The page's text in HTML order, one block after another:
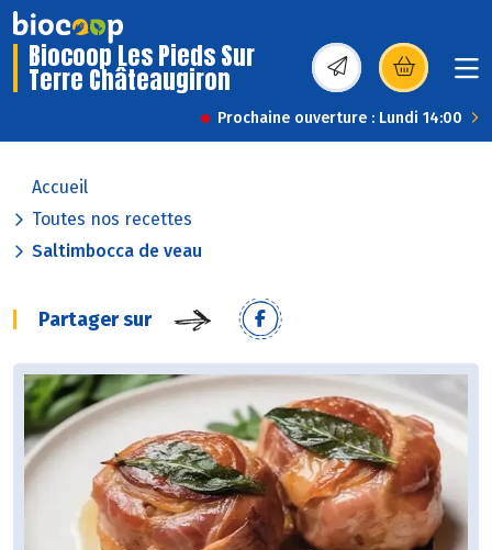
Biocoop Les Pieds Sur
Terre Châteaugiron (s’ouvre dans une
Prochaine ouverture : Lundi 14:00
Accueil
Toutes nos recettes
Saltimbocca de veau
Partager sur